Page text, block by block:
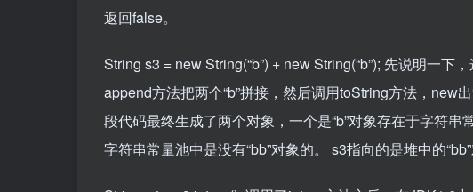
返回false。
String s3 = new String(“b”) + new String(“b”); 先说明一
append方法把两个“b”拼接，然后调用toString方法，new
段代码最终生成了两个对象，一个是“b”对象存在于字符
字符串常量池中是没有“bb”对象的。 s3指向的是堆中的“bb”